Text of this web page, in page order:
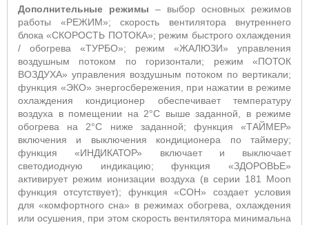
Дополнительные режимы – выбор основных режимов
работы «РЕЖИМ»; скорость вентилятора внутреннего
блока «СКОРОСТЬ ПОТОКА»; режим быстрого охлаждения
/ обогрева «ТУРБО»; режим «ЖАЛЮЗИ» управления
воздушным потоком по горизонтали; режим «ПОТОК
ВОЗДУХА» управления воздушным потоком по вертикали;
функция «ЭКО» энергосбережения, при нажатии в режиме
охлаждения кондиционер обеспечивает температуру
воздуха в помещении на 2°С выше заданной, в режиме
обогрева на 2°С ниже заданной; функция «ТАЙМЕР»
включения и выключения кондиционера по таймеру;
функция «ИНДИКАТОР» включает и выключает
светодиодную индикацию; функция «ЗДОРОВЬЕ»
активирует режим ионизации воздуха (в серии 181 Moon
функция отсутствует); функция «СОН» создает условия
для «комфортного сна» в режимах обогрева, охлаждения
или осушения, при этом скорость вентилятора минимальна